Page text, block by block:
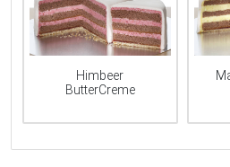
Himbeer
ButterCreme